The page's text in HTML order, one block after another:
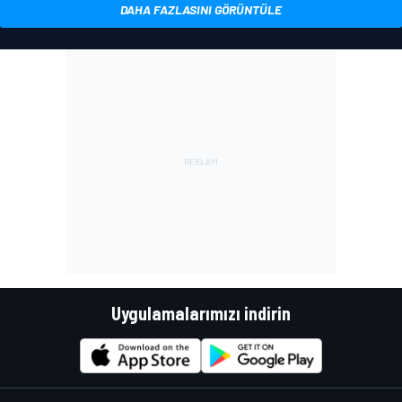
DAHA FAZLASINI GÖRÜNTÜLE
Uygulamalarımızı indirin